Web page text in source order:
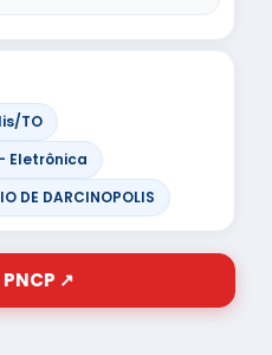
TO
Eletrônica
DE DARCINOPOLIS
↗